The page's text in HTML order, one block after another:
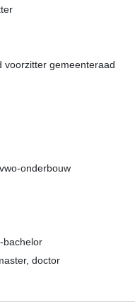
voorzitter gemeenteraad
onderbouw
bachelor
doctor